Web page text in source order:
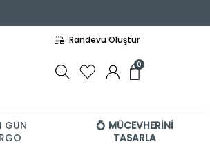
Randevu Oluştur
0
GÜN
💍 MÜCEVHERİNİ
TASARLA